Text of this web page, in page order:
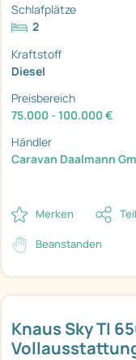
Knaus Sky TI
Schlafplätze
2
Kraftstoff
Diesel
Preisbereich
75.000 - 100.000 €
Händler
Caravan Daalmann
Merken
Beanstanden